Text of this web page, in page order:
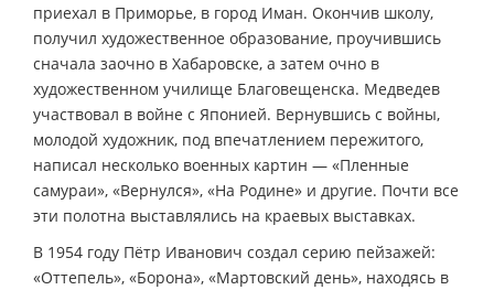
приехал в Приморье, в город Иман. Окончив школу,
получил художественное образование, проучившись
сначала заочно в Хабаровске, а затем очно в
художественном училище Благовещенска. Медведев
участвовал в войне с Японией. Вернувшись с войны,
молодой художник, под впечатлением пережитого,
написал несколько военных картин — «Пленные
самураи», «Вернулся», «На Родине» и другие. Почти все
эти полотна выставлялись на краевых выставках.
В 1954 году Пётр Иванович создал серию пейзажей:
«Оттепель», «Борона», «Мартовский день», находясь в